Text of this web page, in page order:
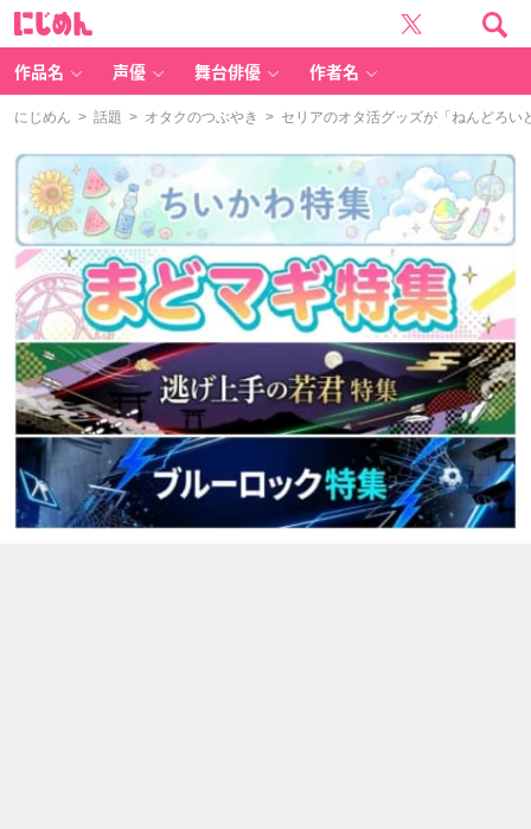
作品名 声優 舞台俳優 作者名
にじめん > 話題 > オタクのつぶやき > セリアのオタ活グッズが「ねんどろい